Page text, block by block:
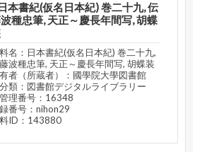
本書紀(仮名日本紀) 巻二十九, 伝
種忠筆, 天正～慶長年間写, 胡蝶
名：日本書紀(仮名日本紀) 巻二十九,
波種忠筆, 天正～慶長年間写, 胡蝶装
者（所蔵者）：國學院大學図書館
類：図書館デジタルライブラリー
理番号：16348
番号：nihon29
ID：143880